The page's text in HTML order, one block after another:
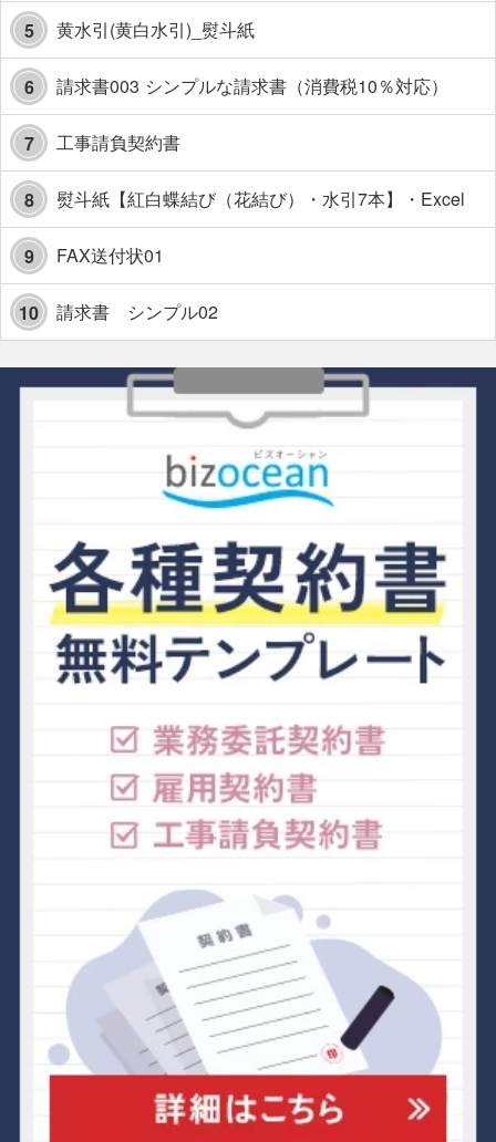
5 黄水引(黄白水引)_熨斗紙
6 請求書003 シンプルな請求書（消費税10％対応）
7 工事請負契約書
8 熨斗紙【紅白蝶結び（花結び）・水引7本】・Excel
9 FAX送付状01
10 請求書 シンプル02